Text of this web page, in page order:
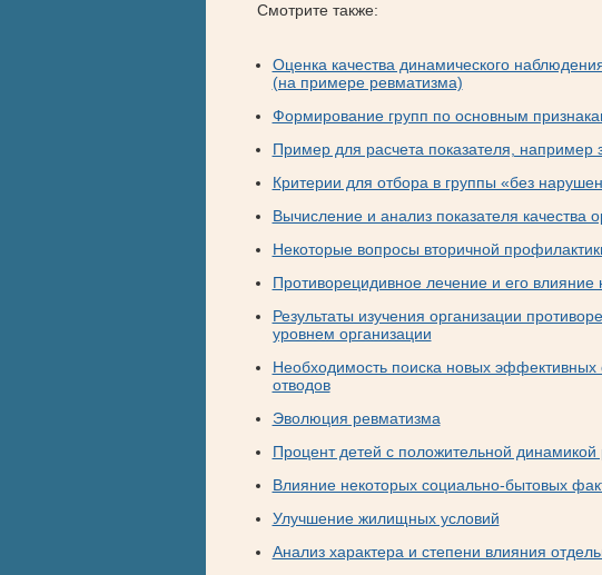
Смотрите также:
Оценка качества динамического
(на примере ревматизма)
Формирование групп по основным
Пример для расчета показателя, например
Критерии для отбора в группы «без
Вычисление и анализ показателя качества
Некоторые вопросы вторичной
Противорецидивное лечение и его
Результаты изучения организации
уровнем организации
Необходимость поиска новых эффективных
отводов
Эволюция ревматизма
Процент детей с положительной динамикой
Влияние некоторых социально-бытовых
Улучшение жилищных условий
Анализ характера и степени влияния